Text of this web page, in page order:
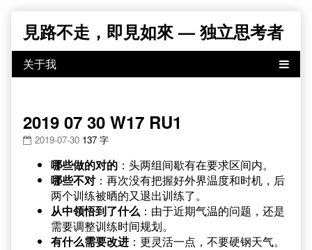
content
見路不走，即見如來 — 独立思考者
2019 07 30 W17 RU1
2019-07-30 137 字
哪些做的对的 ：头两组间歇有在要求区间内。
哪些不对 ：再次没有把握好外界温度和时机，后
两个训练被晒的又退出训练了。
从中领悟到了什么 ：由于近期气温的问题，还是
需要调整训练时间规划。
有什么需要改进 ：更灵活一点，不要硬钢天气。